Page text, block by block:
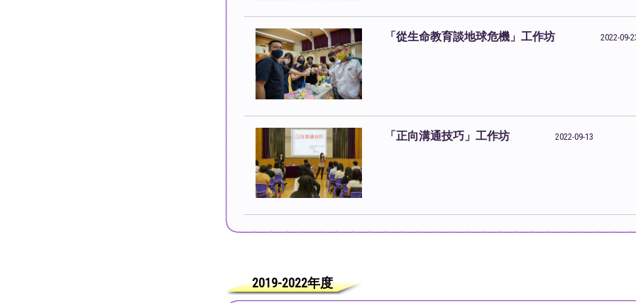
「從生命教育談地球危機」工作坊 2022-09-
「正向溝通技巧」工作坊 2022-09-13
2019-2022年度